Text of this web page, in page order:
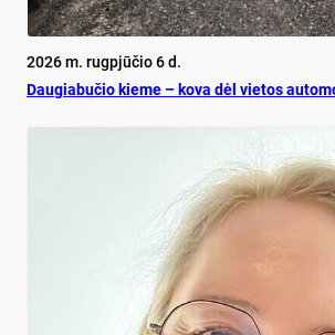
2026 m. rugpjūčio 6 d.
Dau­gia­bu­čio kie­me – ko­va dėl vie­tos